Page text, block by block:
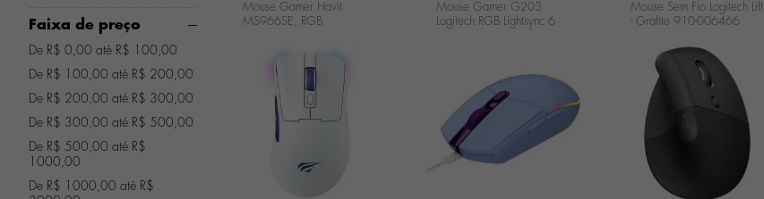
Faixa de preço
De R$ 0,00 até R$ 100,00
De R$ 100,00 até R$ 200,00
De R$ 200,00 até R$ 300,00
De R$ 300,00 até R$ 500,00
De R$ 500,00 até R$
1000,00
De R$ 1000,00 até R$
Mouse Gamer Havit
MS966SE, RGB,
MS966SE-WL
Mouse Gamer G203
Logitech RGB Lightsync 6
Mouse Sem Fio Logitech Lift
- Grafite 910-006466